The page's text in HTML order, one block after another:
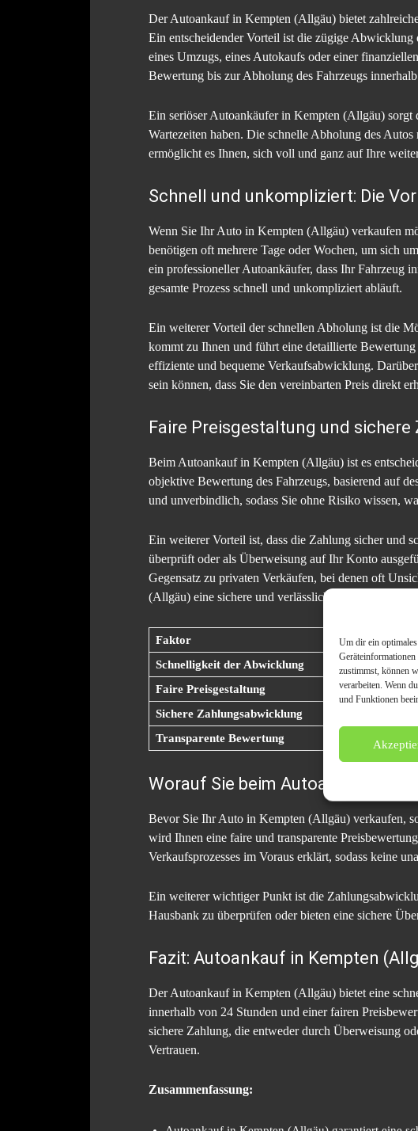
Um dir ein
zustimmst, können
verarbeiten. Wenn
und Funktionen
Der Autoankauf in Kempten (Allgäu) bietet
Ein entscheidender Vorteil ist die zügige Abwicklung
eines Umzugs, eines Autokaufs oder einer
Bewertung bis zur Abholung des Fahrzeugs
Ein seriöser Autoankäufer in Kempten (Allgäu) sorgt
Wartezeiten haben. Die schnelle Abholung des
ermöglicht es Ihnen, sich voll und ganz auf Ihre
Schnell und unkompliziert: Die
Wenn Sie Ihr Auto in Kempten (Allgäu) verkaufen
benötigen oft mehrere Tage oder Wochen, um sich
ein professioneller Autoankäufer, dass Ihr Fahrzeug
gesamte Prozess schnell und unkompliziert abläuft.
Ein weiterer Vorteil der schnellen Abholung ist die
kommt zu Ihnen und führt eine detaillierte
effiziente und bequeme Verkaufsabwicklung.
sein können, dass Sie den vereinbarten Preis direkt
Faire Preisgestaltung und
Beim Autoankauf in Kempten (Allgäu) ist es
objektive Bewertung des Fahrzeugs, basierend auf
und unverbindlich, sodass Sie ohne Risiko wissen,
Ein weiterer Vorteil ist, dass die Zahlung sicher und
überprüft oder als Überweisung auf Ihr Konto
Gegensatz zu privaten Verkäufen, bei denen oft
(Allgäu) eine sichere und verlässliche Zahlung.
Faktor
Schnelligkeit der Abwicklung
Faire Preisgestaltung
Sichere Zahlungsabwicklung
Transparente Bewertung
Worauf Sie beim Autoankauf in
Bevor Sie Ihr Auto in Kempten (Allgäu) verkaufen,
wird Ihnen eine faire und transparente
Verkaufsprozesses im Voraus erklärt, sodass keine
Ein weiterer wichtiger Punkt ist die
Hausbank zu überprüfen oder bieten eine sichere
Fazit: Autoankauf in Kempten
Der Autoankauf in Kempten (Allgäu) bietet eine
innerhalb von 24 Stunden und einer fairen
sichere Zahlung, die entweder durch Überweisung
Vertrauen.
Zusammenfassung: